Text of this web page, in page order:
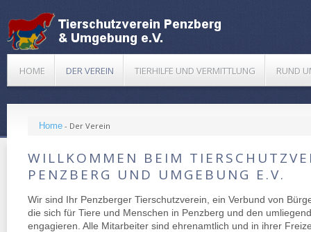
HOME DER VEREIN TIERHILFE UND VERMITTLUNG RUND
Home - Der Verein
WILLKOMMEN BEIM
PENZBERG UND UMGEBUNG E.V.
Wir sind Ihr Penzberger Tierschutzverein, ein Verbund von
die sich für Tiere und Menschen in Penzberg und den
engagieren. Alle Mitarbeiter sind ehrenamtlich und in ihrer